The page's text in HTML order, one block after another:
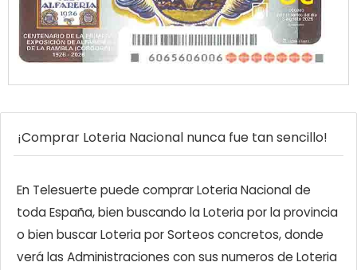
¡Comprar Loteria Nacional nunca fue tan sencillo!
En Telesuerte puede comprar Loteria Nacional de
toda España, bien buscando la Loteria por la provincia
o bien buscar Loteria por Sorteos concretos, donde
verá las Administraciones con sus numeros de Loteria